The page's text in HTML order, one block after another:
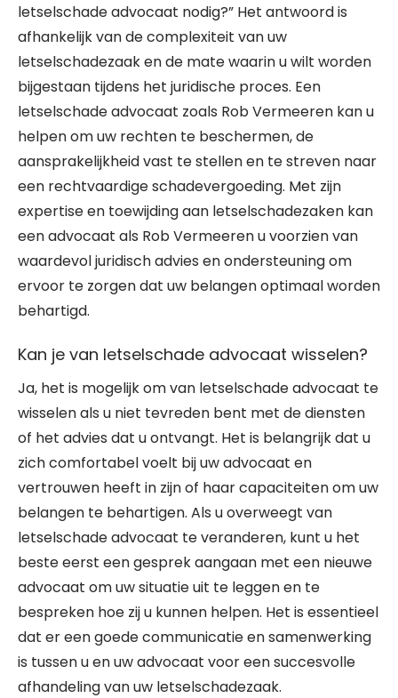
letselschade advocaat nodig?” Het antwoord is
afhankelijk van de complexiteit van uw
letselschadezaak en de mate waarin u wilt worden
bijgestaan tijdens het juridische proces. Een
letselschade advocaat zoals Rob Vermeeren kan u
helpen om uw rechten te beschermen, de
aansprakelijkheid vast te stellen en te streven naar
een rechtvaardige schadevergoeding. Met zijn
expertise en toewijding aan letselschadezaken kan
een advocaat als Rob Vermeeren u voorzien van
waardevol juridisch advies en ondersteuning om
ervoor te zorgen dat uw belangen optimaal worden
behartigd.
Kan je van letselschade advocaat wisselen?
Ja, het is mogelijk om van letselschade advocaat te
wisselen als u niet tevreden bent met de diensten
of het advies dat u ontvangt. Het is belangrijk dat u
zich comfortabel voelt bij uw advocaat en
vertrouwen heeft in zijn of haar capaciteiten om uw
belangen te behartigen. Als u overweegt van
letselschade advocaat te veranderen, kunt u het
beste eerst een gesprek aangaan met een nieuwe
advocaat om uw situatie uit te leggen en te
bespreken hoe zij u kunnen helpen. Het is essentieel
dat er een goede communicatie en samenwerking
is tussen u en uw advocaat voor een succesvolle
afhandeling van uw letselschadezaak.